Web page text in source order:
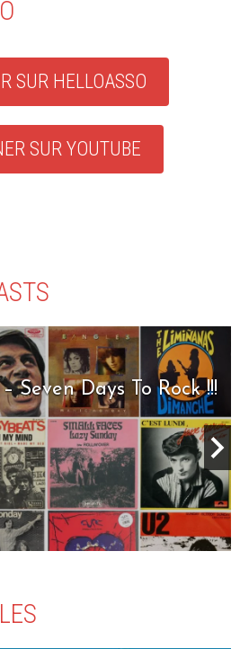
SUR HELLOASSO
SUR YOUTUBE
Seven Days To Rock !!!